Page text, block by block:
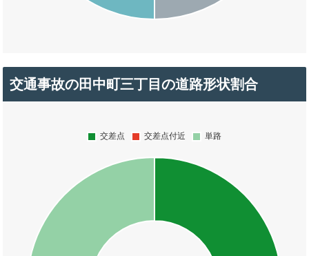
交通事故の田中町三丁目の道路形状割合